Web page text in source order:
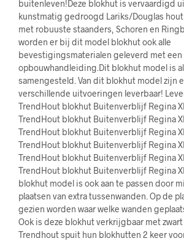
buitenleven!Deze blokhut is vervaardigd
kunstmatig gedroogd Lariks/Douglas
met robuuste staanders, Schoren en
worden er bij dit model blokhut ook alle
bevestigingsmaterialen geleverd met
opbouwhandleiding.Dit blokhut model is
samengesteld. Van dit blokhut model zijn
verschillende uitvoeringen leverbaar!
TrendHout blokhut Buitenverblijf Regina
TrendHout blokhut Buitenverblijf Regina
TrendHout blokhut Buitenverblijf Regina
TrendHout blokhut Buitenverblijf Regina
TrendHout blokhut Buitenverblijf Regina
TrendHout blokhut Buitenverblijf Regina
blokhut model is ook aan te passen door
plaatsen van extra tussenwanden. Op de
gezien worden waar welke wanden
Ook is deze blokhut verkrijgbaar met
Trendhout spuit hun blokhutten 2 keer